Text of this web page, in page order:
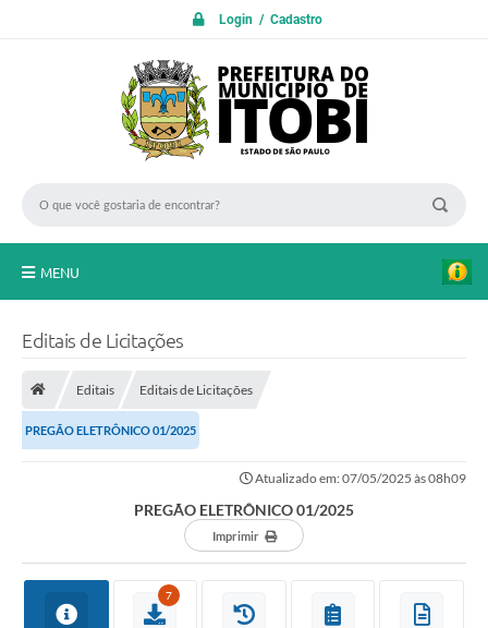
Login / Cadastro
MENU
A Nossa Cidade
LEIS MUNICIPAIS
Diário Oficial
Editais de Licitações
Editais Editais de Licitações
PREGÃO ELETRÔNICO 01/2025
Atualizado em: 07/05/2025 às 08h09
PREGÃO ELETRÔNICO 01/2025
Imprimir
7